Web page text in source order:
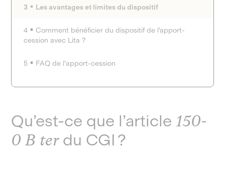
3 Les avantages et limites du dispositif
4
Comment bénéficier du dispositif de l’apport-
cession avec Lita ?
5 FAQ de l'apport-cession
Qu’est-ce que l’article 150-
0 B terdu CGI ?